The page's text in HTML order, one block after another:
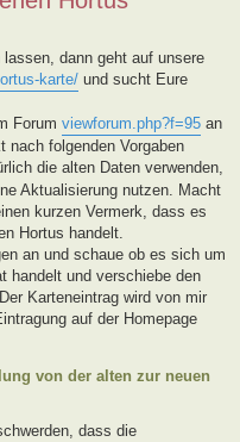
dann geht auf unsere
karte/ und sucht Eure
Forum viewforum.php?f=95 an
nach folgenden Vorgaben
die alten Daten verwenden,
Aktualisierung nutzen. Macht
kurzen Vermerk, dass es
Hortus handelt.
an und schaue ob es sich um
handelt und verschiebe den
Karteneintrag wird von mir
auf der Homepage
von der alten zur neuen
dass die